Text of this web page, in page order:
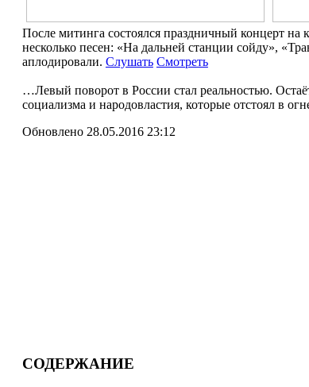
После митинга состоялся праздничный концерт
несколько песен: «На дальней станции сойду»,
аплодировали. Слушать Смотреть
…Левый поворот в России стал реальностью.
социализма и народовластия, которые отстоял в
Обновлено 28.05.2016 23:12
СОДЕРЖАНИЕ